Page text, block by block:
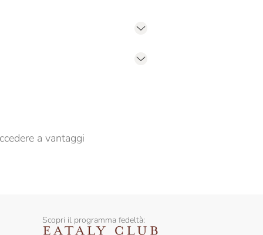
a vantaggi
Scopri il programma fedeltà: